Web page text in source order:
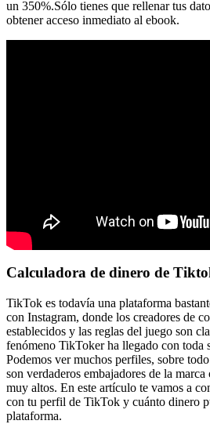
un 350%.Sólo tienes que rellenar tus
obtener acceso inmediato al ebook.
Calculadora de dinero de
TikTok es todavía una plataforma
con Instagram, donde los creadores de
establecidos y las reglas del juego son
fenómeno TikToker ha llegado con toda
Podemos ver muchos perfiles, sobre
son verdaderos embajadores de la
muy altos. En este artículo te vamos a
con tu perfil de TikTok y cuánto dinero
plataforma.